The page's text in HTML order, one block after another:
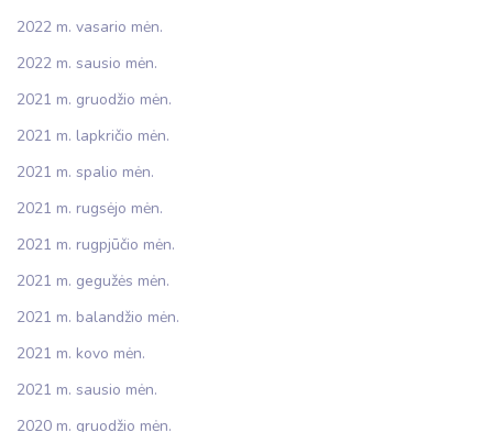
2022 m. vasario mėn.
2022 m. sausio mėn.
2021 m. gruodžio mėn.
2021 m. lapkričio mėn.
2021 m. spalio mėn.
2021 m. rugsėjo mėn.
2021 m. rugpjūčio mėn.
2021 m. gegužės mėn.
2021 m. balandžio mėn.
2021 m. kovo mėn.
2021 m. sausio mėn.
2020 m. gruodžio mėn.